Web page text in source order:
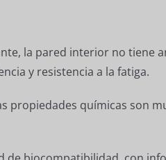
la pared interior no tiene
y resistencia a la fatiga.
químicas son